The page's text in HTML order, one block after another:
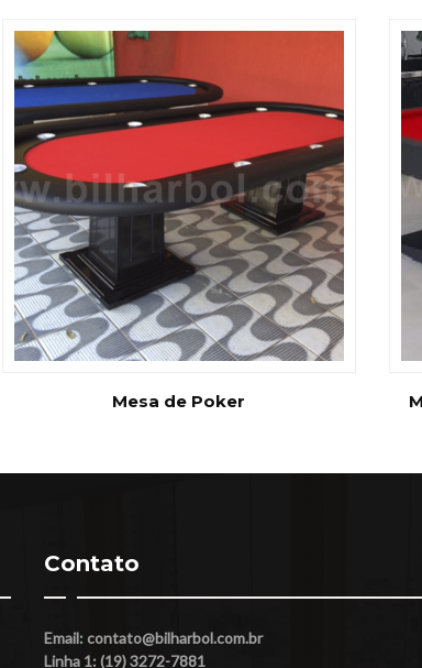
Mesa de Poker
Contato
Email: contato@bilharbol.com.br
Linha 1: (19) 3272-7881